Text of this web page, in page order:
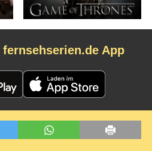
fernsehserien.de App